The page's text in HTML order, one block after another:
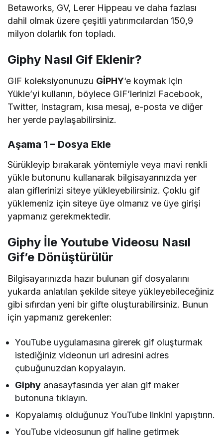
Betaworks, GV, Lerer Hippeau ve daha fazlası
dahil olmak üzere çeşitli yatırımcılardan 150,9
milyon dolarlık fon topladı.
Giphy Nasıl Gif Eklenir?
GIF koleksiyonunuzu GİPHY‘e koymak için
Yükle’yi kullanın, böylece GIF’lerinizi Facebook,
Twitter, Instagram, kısa mesaj, e-posta ve diğer
her yerde paylaşabilirsiniz.
Aşama 1 – Dosya Ekle
Sürükleyip bırakarak yöntemiyle veya mavi renkli
yükle butonunu kullanarak bilgisayarınızda yer
alan giflerinizi siteye yükleyebilirsiniz. Çoklu gif
yüklemeniz için siteye üye olmanız ve üye girişi
yapmanız gerekmektedir.
Giphy İle Youtube Videosu Nasıl
Gif’e Dönüştürülür
Bilgisayarınızda hazır bulunan gif dosyalarını
yukarda anlatılan şekilde siteye yükleyebileceğiniz
gibi sıfırdan yeni bir gifte oluşturabilirsiniz. Bunun
için yapmanız gerekenler:
YouTube uygulamasına girerek gif oluşturmak
istediğiniz videonun url adresini adres
çubuğunuzdan kopyalayın.
Giphy anasayfasında yer alan gif maker
butonuna tıklayın.
Kopyalamış olduğunuz YouTube linkini yapıştırın.
YouTube videosunun gif haline getirmek